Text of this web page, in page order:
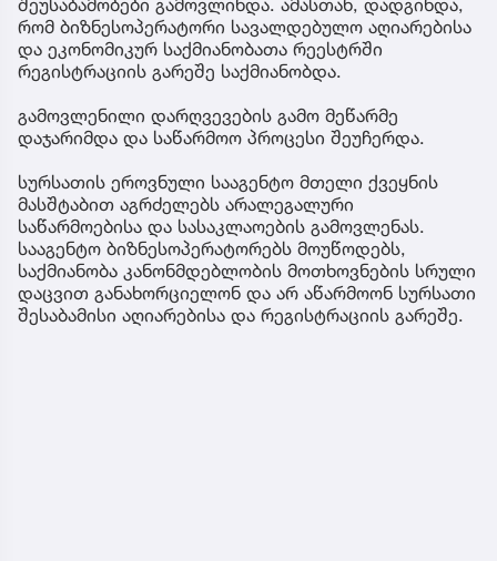
შეუსაბამობები გამოვლინდა. ამასთან, დადგინდა,
რომ ბიზნესოპერატორი სავალდებულო აღიარებისა
და ეკონომიკურ საქმიანობათა რეესტრში
რეგისტრაციის გარეშე საქმიანობდა.
გამოვლენილი დარღვევების გამო მეწარმე
დაჯარიმდა და საწარმოო პროცესი შეუჩერდა.
სურსათის ეროვნული სააგენტო მთელი ქვეყნის
მასშტაბით აგრძელებს არალეგალური
საწარმოებისა და სასაკლაოების გამოვლენას.
სააგენტო ბიზნესოპერატორებს მოუწოდებს,
საქმიანობა კანონმდებლობის მოთხოვნების სრული
დაცვით განახორციელონ და არ აწარმოონ სურსათი
შესაბამისი აღიარებისა და რეგისტრაციის გარეშე.